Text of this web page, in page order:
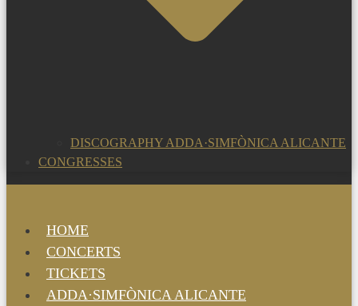
DISCOGRAPHY ADDA·SIMFÒNICA ALICANTE
CONGRESSES
HOME
CONCERTS
TICKETS
ADDA·SIMFÒNICA ALICANTE